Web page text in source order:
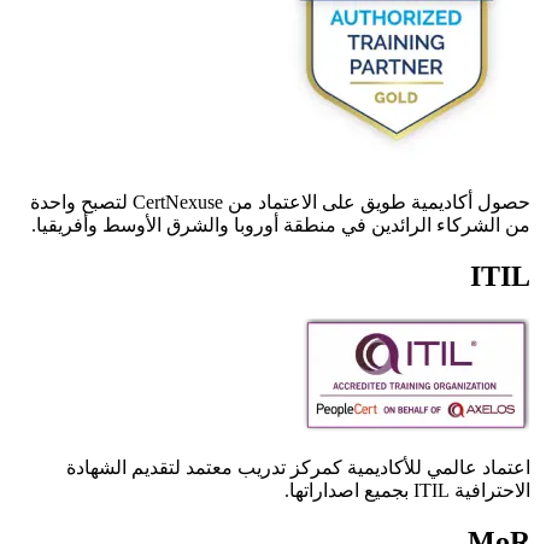
حصول أكاديمية طويق على الاعتماد من CertNexuse لتصبح واحدة
من الشركاء الرائدين في منطقة أوروبا والشرق الأوسط وأفريقيا.
ITIL
اعتماد عالمي للأكاديمية كمركز تدريب معتمد لتقديم الشهادة
الاحترافية ITIL بجميع اصداراتها.